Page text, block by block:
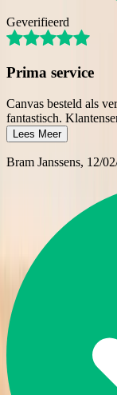
Geverifieerd
Prima service
Canvas besteld als
fantastisch.
Lees Meer
Bram Janssens, 12/